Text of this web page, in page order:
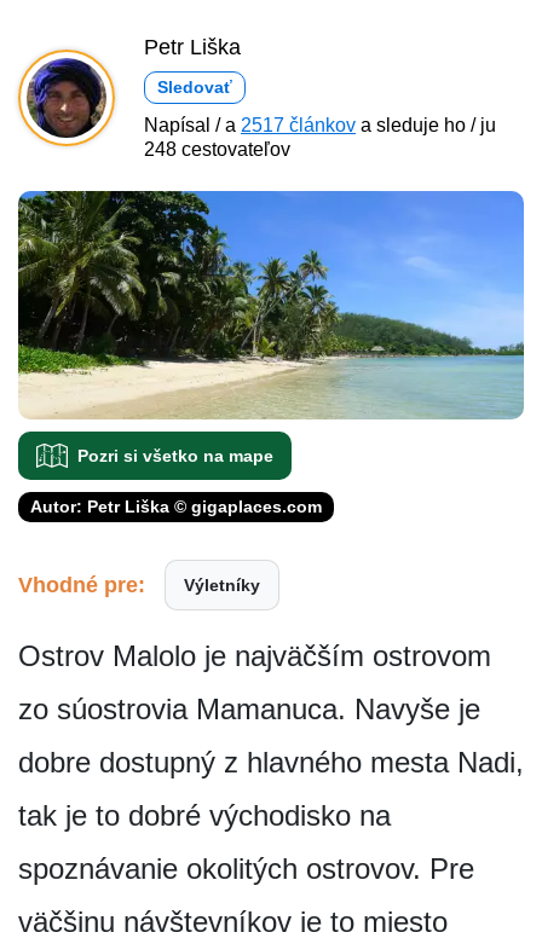
Petr Liška
Sledovať
Napísal / a 2517 článkov a sleduje ho / ju
248 cestovateľov
Pozri si všetko na mape
Autor: Petr Liška © gigaplaces.com
Vhodné pre: Výletníky
Ostrov Malolo je najväčším ostrovom
zo súostrovia Mamanuca. Navyše je
dobre dostupný z hlavného mesta Nadi,
tak je to dobré východisko na
spoznávanie okolitých ostrovov. Pre
väčšinu návštevníkov je to miesto